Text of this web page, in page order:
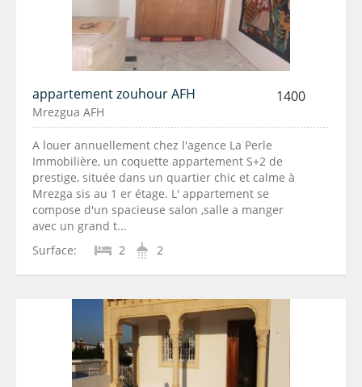
appartement zouhour AFH 1400
Mrezgua AFH
A louer annuellement chez l'agence La Perle
Immobilière, un coquette appartement S+2 de
prestige, située dans un quartier chic et calme à
Mrezga sis au 1 er étage. L' appartement se
compose d'un spacieuse salon ,salle a manger
avec un grand t...
Surface:
2 2